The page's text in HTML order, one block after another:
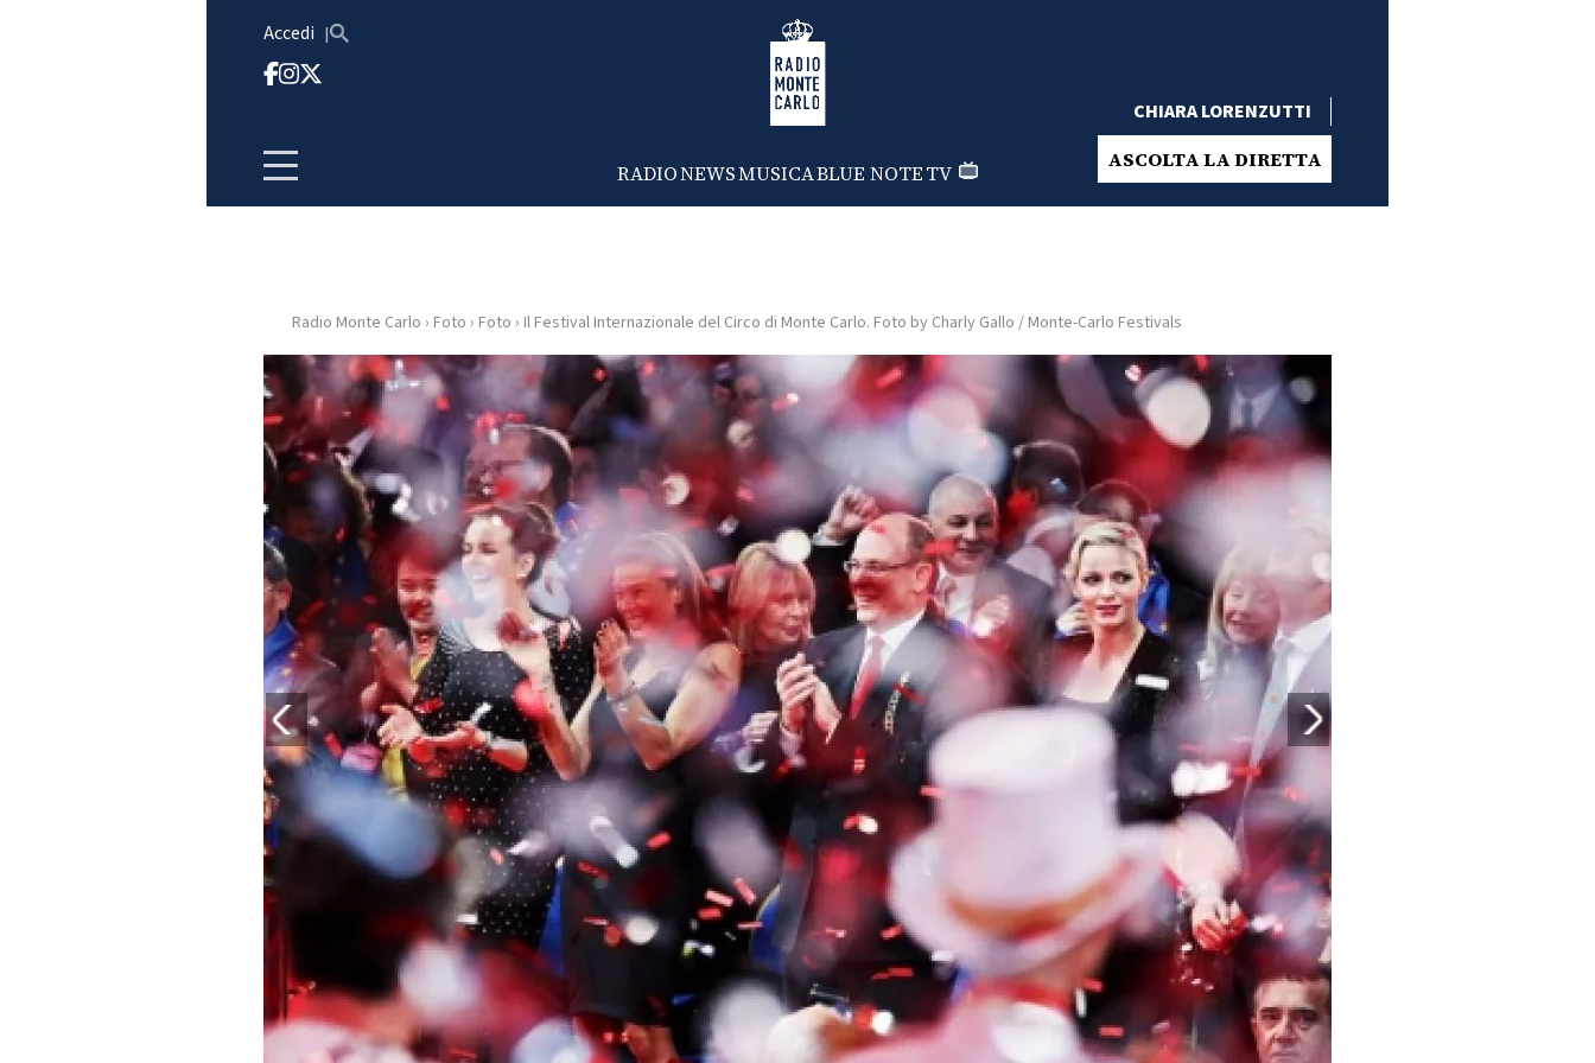
Accedi Radio Monte Carlo
RADIONEWSMUSICABLUE NOTETV
CHIARA LORENZUTTI
ASCOLTA LA DIRETTA
HOME
RADIO
WEB
RADIO
PLAYLIST
NEWS
FOTO
CONCORSI
EVENTI
VIDEO
TV
PRINCIPATO
Radio Monte Carlo › Foto › Foto › Il Festival Internazionale del Circo di Monte Carlo. Foto by Charly Gallo / Monte-Carlo Festivals